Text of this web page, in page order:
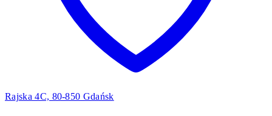
Rajska 4C, 80-850 Gdańsk